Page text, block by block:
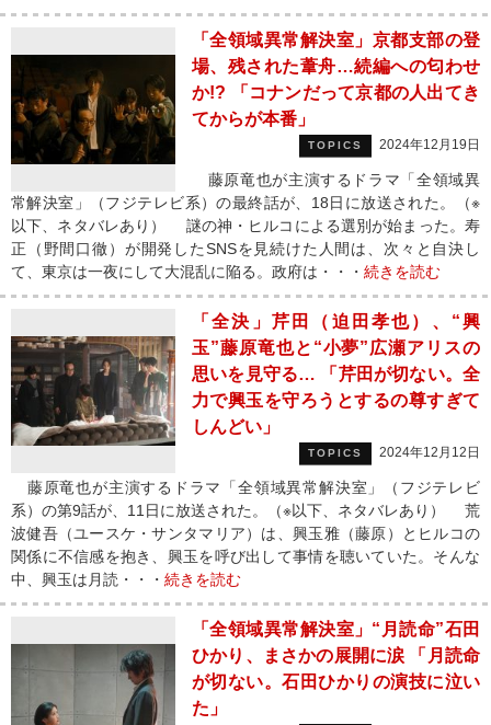
「全領域異常解決室」京都支部の登
場、残された葦舟…続編への匂わせ
か!? 「コナンだって京都の人出てき
てからが本番」
TOPICS 2024年12月19日
藤原竜也が主演するドラマ「全領域異
常解決室」（フジテレビ系）の最終話が、18日に放送された。（※
以下、ネタバレあり） 謎の神・ヒルコによる選別が始まった。寿
正（野間口徹）が開発したSNSを見続けた人間は、次々と自決し
て、東京は一夜にして大混乱に陥る。政府は・・・ 続きを読む
「全決」芹田（迫田孝也）、“興
玉”藤原竜也と“小夢”広瀬アリスの
思いを見守る… 「芹田が切ない。全
力で興玉を守ろうとするの尊すぎて
しんどい」
TOPICS 2024年12月12日
藤原竜也が主演するドラマ「全領域異常解決室」（フジテレビ
系）の第9話が、11日に放送された。（※以下、ネタバレあり） 荒
波健吾（ユースケ・サンタマリア）は、興玉雅（藤原）とヒルコの
関係に不信感を抱き、興玉を呼び出して事情を聴いていた。そんな
中、興玉は月読・・・ 続きを読む
「全領域異常解決室」“月読命”石田
ひかり、まさかの展開に涙 「月読命
が切ない。石田ひかりの演技に泣い
た」